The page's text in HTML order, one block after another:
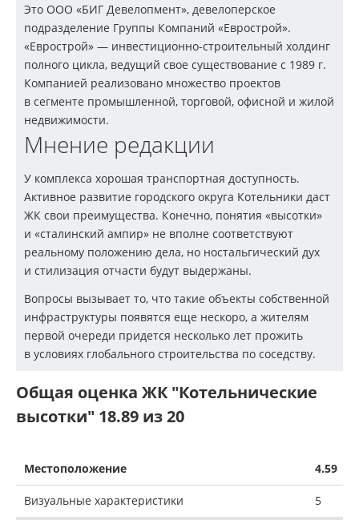
Это ООО «БИГ Девелопмент», девелоперское
подразделение Группы Компаний «Еврострой».
«Еврострой» — инвестиционно-строительный холдинг
полного цикла, ведущий свое существование с 1989 г.
Компанией реализовано множество проектов
в сегменте промышленной, торговой, офисной и жилой
недвижимости.
Мнение редакции
У комплекса хорошая транспортная доступность.
Активное развитие городского округа Котельники даст
ЖК свои преимущества. Конечно, понятия «высотки»
и «сталинский ампир» не вполне соответствуют
реальному положению дела, но ностальгический дух
и стилизация отчасти будут выдержаны.
Вопросы вызывает то, что такие объекты собственной
инфраструктуры появятся еще нескоро, а жителям
первой очереди придется несколько лет прожить
в условиях глобального строительства по соседству.
Общая оценка ЖК "Котельнические
высотки" 18.89 из 20
Местоположение 4.59
Визуальные характеристики 5